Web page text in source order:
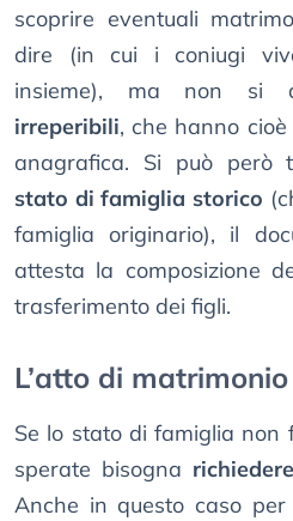
scoprire eventuali
dire (in cui i coniugi
insieme), ma non si
irreperibili, che hanno
anagrafica. Si può però
stato di famiglia storico
famiglia originario), il
attesta la composizione
trasferimento dei figli.
L’atto di matrimonio
Se lo stato di famiglia non
sperate bisogna
Anche in questo caso per